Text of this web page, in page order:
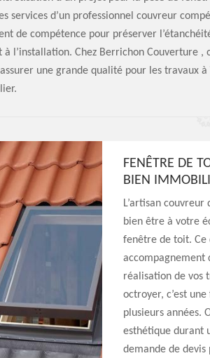
services d’un professionnel couvreur
de compétence pour préserver
à l’installation. Chez Berrichon Couverture
une grande qualité pour les travaux
FENÊTRE DE
BIEN
L’artisan
bien être à votre
fenêtre de toit. Ce
accompagnement
réalisation de vos
octroyer, c’est
plusieurs années.
esthétique durant
demande de